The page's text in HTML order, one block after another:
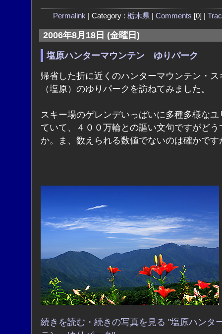
Permalink | Category : 栃木県 Comments [0] |
2006年8月18日 (金曜日)
塩原ハンターマウンテン ゆりパーク
帰省した折に近くのハンターマウンテン・ス
（塩原）のゆりパークを訪ねてみました。
スキー場のゲレンデいっぱいに多種多様なユ
ていて、４００万輪との謳い文句ですがどう
か。ま、数えられる数値でないのは確かです
続きを読む・続きの写真を見る "塩原ハンタ